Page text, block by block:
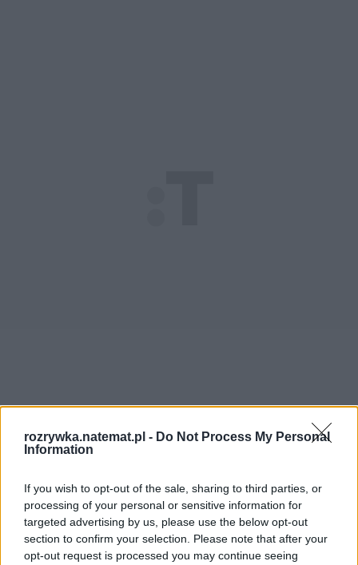
rozrywka.natemat.pl - Do Not Process My Personal
Information
If you wish to opt-out of the sale, sharing to third parties, or
processing of your personal or sensitive information for
targeted advertising by us, please use the below opt-out
section to confirm your selection. Please note that after your
opt-out request is processed you may continue seeing
imiona po kolei, ale i tak postawiła na swoim: dla
najbliższych Anna zawsze była i jest Małgosią"
wyjaśniła w książce Baniewicz.